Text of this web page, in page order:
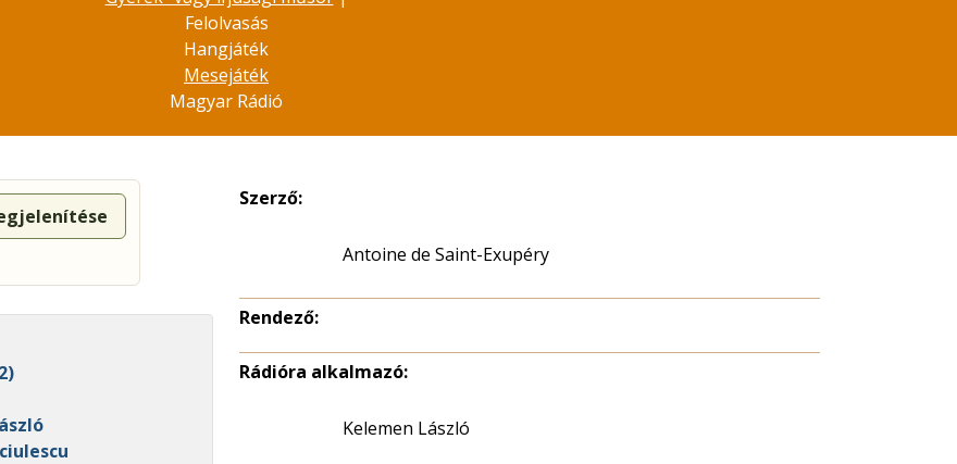
Felolvasás
Hangjáték
Mesejáték
Magyar Rádió
Szerző:
Antoine de Saint-Exupéry
Rendező:
Rádióra alkalmazó:
Kelemen László